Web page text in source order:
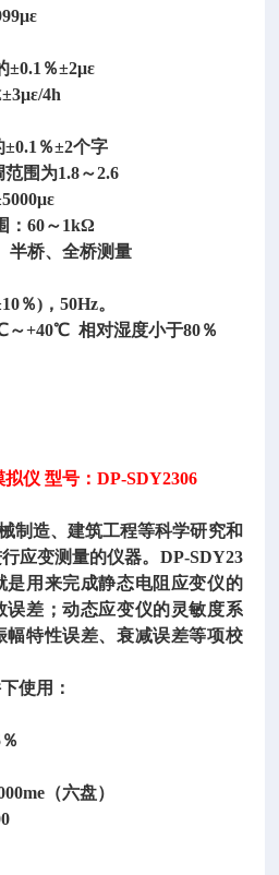
±0.1％±2με
4h
％±2个字
围为1.8～2.6
：60～1kΩ
半桥、全桥测量
％)，50Hz。
～+40℃ 相对湿度小于80％
仪 型号：DP-SDY2306
制造、建筑工程等科学研究和
应变测量的仪器。DP-SDY23
是用来完成静态电阻应变仪的
误差；动态应变仪的灵敏度系
幅特性误差、衰减误差等项校
使用：
（六盘）